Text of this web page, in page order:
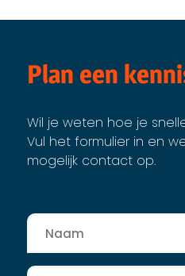
Plan een
Wil je weten hoe je
Vul het formulier in en
mogelijk contact op.
Naam